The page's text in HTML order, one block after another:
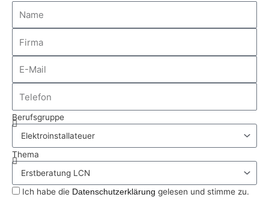
Berufsgruppe
Thema
Ich habe die Datenschutzerklärung gelesen und stimme zu.